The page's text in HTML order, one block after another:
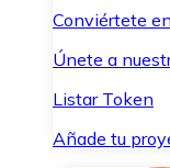
Conviértete
Únete a
Listar Token
Añade tu